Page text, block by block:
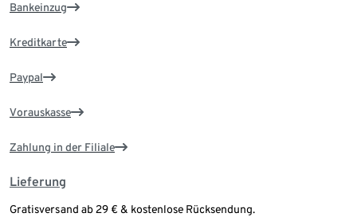
Bankeinzug
Kreditkarte
Paypal
Vorauskasse
Zahlung in der Filiale
Lieferung
Gratisversand ab 29 € & kostenlose Rücksendung.